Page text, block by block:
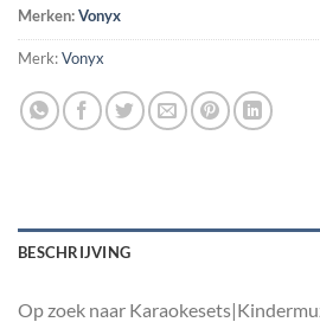
Merken:Vonyx
Merk:Vonyx
BESCHRIJVING
Op zoek naar